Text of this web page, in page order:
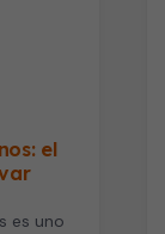
el
es uno